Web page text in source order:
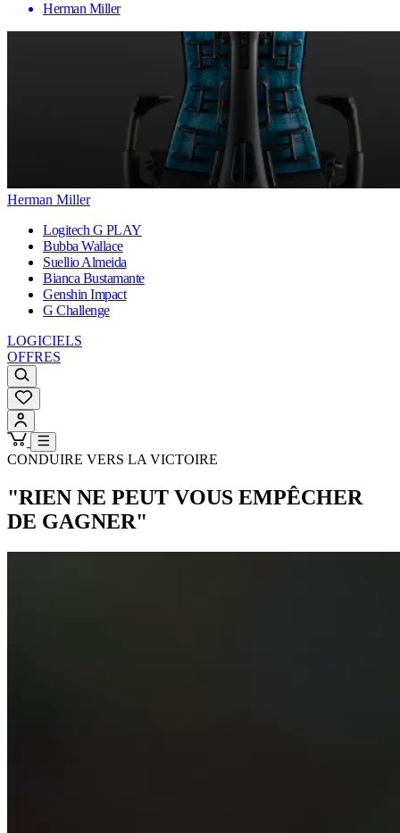
Herman Miller
Herman Miller
Logitech G PLAY
Bubba Wallace
Suellio Almeida
Bianca Bustamante
Genshin Impact
G Challenge
LOGICIELS
OFFRES
CONDUIRE VERS LA VICTOIRE
"RIEN NE PEUT VOUS EMPÊCHER
DE GAGNER"